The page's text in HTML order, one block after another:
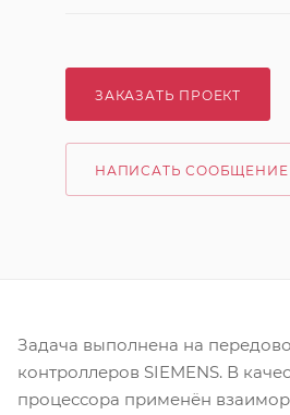
ЗАКАЗАТЬ ПРОЕКТ
НАПИСАТЬ СООБЩЕНИЕ
Задача выполнена на
контроллеров SIEMENS. В
процессора применён